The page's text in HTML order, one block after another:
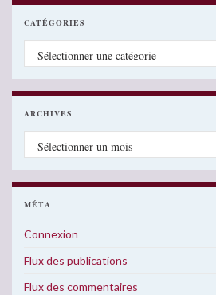
CATÉGORIES
Catégories
ARCHIVES
Archives
MÉTA
Connexion
Flux des publications
Flux des commentaires